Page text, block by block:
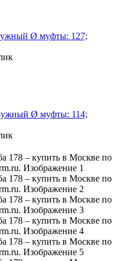
Ø муфты: 127;
Ø муфты: 114;